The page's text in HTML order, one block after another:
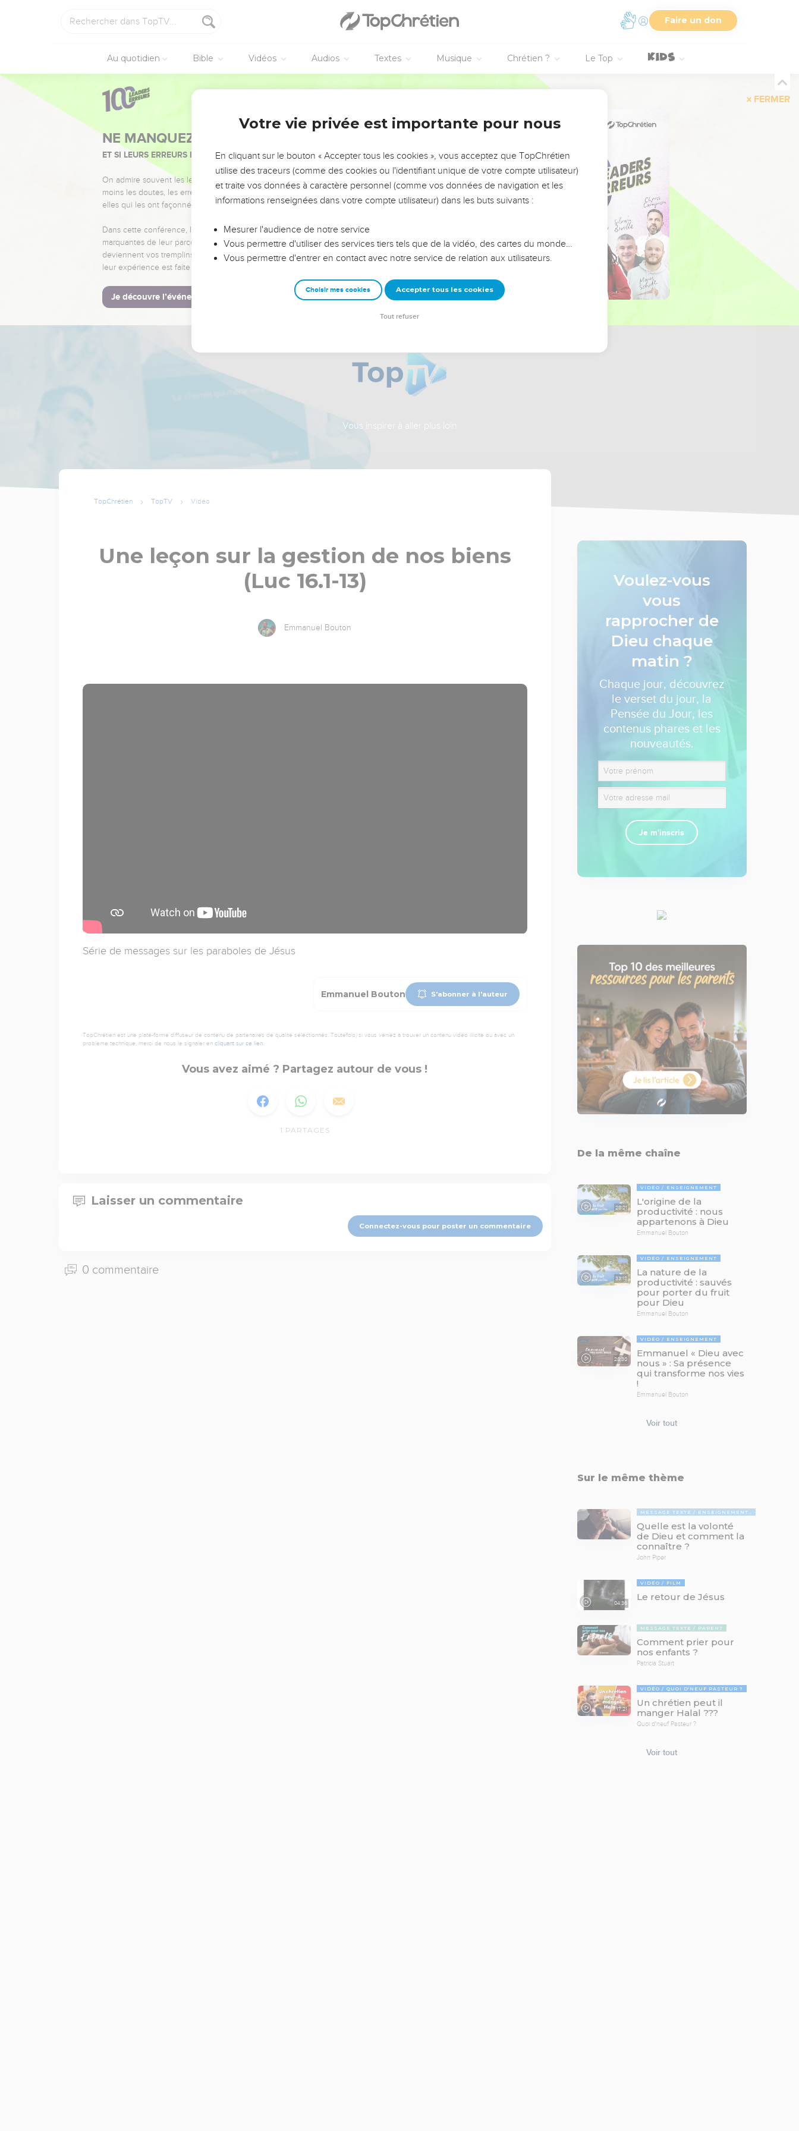
Faire un don
Au quotidien Bible Vidéos Audios Textes Musique Chrétien ? Le Top
FERMER
NE MANQUEZ PAS L’ÉVÉNEMENT DE L’ANNÉE !
ET SI LEURS ERREURS POUVAIENT VOUS ÉVITER LES VOTRES ?
On admire souvent les leaders pour leurs réussites, leur impact, leur foi ou leur vision. Mais on voit
moins les doutes, les erreurs et les saisons difficiles qu'ils ont traversés, alors même que ce sont
elles qui les ont façonnés.
Dans cette conférence, leaders, entrepreneurs, et responsables reviennent sur les erreurs
marquantes de leur parcours et les clés pour avancer avec plus de sagesse afin que leurs erreurs
deviennent vos tremplins. Que vous guidiez un ministère, une équipe, un groupe ou une famille,
leur expérience est faite pour vous.
Je découvre l’événement
Vous inspirer à aller plus loin
TopChrétien TopTV Vidéo
Une leçon sur la gestion de nos biens
(Luc 16.1-13)
Emmanuel Bouton
Série de messages sur les paraboles de Jésus
Emmanuel Bouton S'abonner à l'auteur
TopChrétien est une plate-forme diffuseur de contenu de partenaires de qualité sélectionnés. Toutefois, si vous veniez à trouver un contenu vidéo illicite ou avec un
problème technique, merci de nous le signaler en cliquant sur ce lien.
Vous avez aimé ? Partagez autour de vous !
1 PARTAGES
Laisser un commentaire
Connectez-vous pour poster un commentaire
0 commentaire
Voulez-vous
vous
rapprocher de
Dieu chaque
matin ?
Chaque jour, découvrez
le verset du jour, la
Pensée du Jour, les
contenus phares et les
nouveautés.
Je m'inscris
De la même chaîne
28:21
VIDÉO ENSEIGNEMENT
L'origine de la
productivité : nous
appartenons à Dieu
Emmanuel Bouton
33:18
VIDÉO ENSEIGNEMENT
La nature de la
productivité : sauvés
pour porter du fruit
pour Dieu
Emmanuel Bouton
28:30
VIDÉO ENSEIGNEMENT
Emmanuel « Dieu avec
nous » : Sa présence
qui transforme nos vies
!
Emmanuel Bouton
Voir tout
Sur le même thème
MESSAGE TEXTE ENSEIGNEMENTS BIBLIQUES
Quelle est la volonté
de Dieu et comment la
connaître ?
John Piper
04:36
VIDÉO FILM
Le retour de Jésus
MESSAGE TEXTE PARENT
Comment prier pour
nos enfants ?
Patricia Stuart
17:21
VIDÉO QUOI D'NEUF PASTEUR ?
Un chrétien peut il
manger Halal ???
Quoi d'neuf Pasteur ?
Voir tout
Votre vie privée est importante pour nous
En cliquant sur le bouton « Accepter tous les cookies », vous acceptez que TopChrétien
utilise des traceurs (comme des cookies ou l'identifiant unique de votre compte utilisateur)
et traite vos données à caractère personnel (comme vos données de navigation et les
informations renseignées dans votre compte utilisateur) dans les buts suivants :
Mesurer l'audience de notre service
Vous permettre d'utiliser des services tiers tels que de la vidéo, des cartes du monde…
Vous permettre d'entrer en contact avec notre service de relation aux utilisateurs.
Choisir mes cookies Accepter tous les cookies
Tout refuser